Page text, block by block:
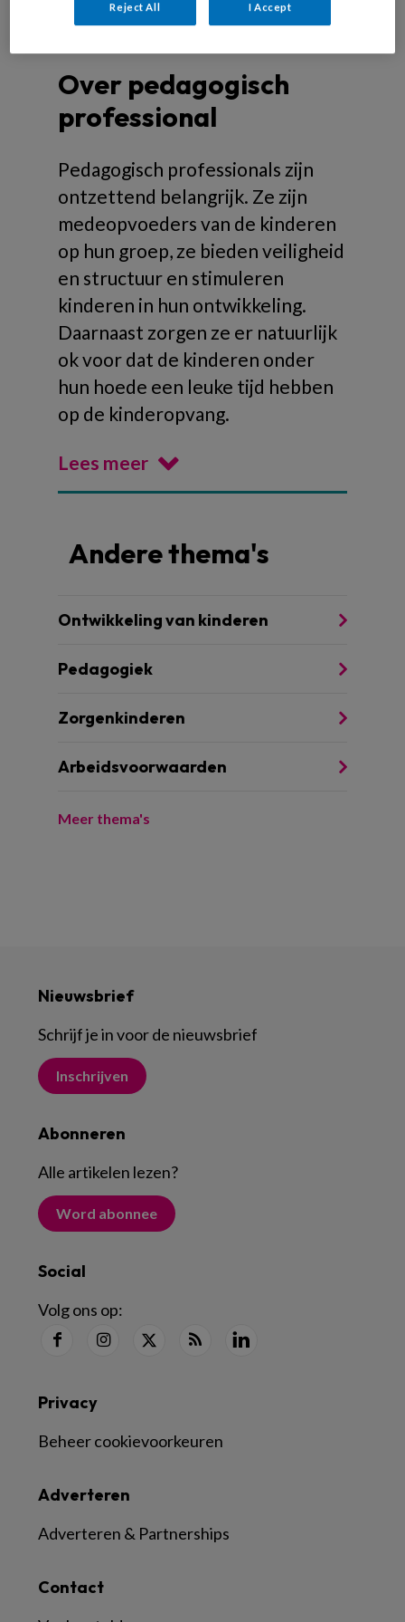
Over pedagogisch
professional
Pedagogisch professionals zijn
ontzettend belangrijk. Ze zijn
medeopvoeders van de kinderen
op hun groep, ze bieden veiligheid
en structuur en stimuleren
kinderen in hun ontwikkeling.
Daarnaast zorgen ze er natuurlijk
ok voor dat de kinderen onder
hun hoede een leuke tijd hebben
op de kinderopvang.
Lees meer
Andere thema's
Ontwikkeling van kinderen
Pedagogiek
Zorgenkinderen
Arbeidsvoorwaarden
Meer thema's
Nieuwsbrief
Schrijf je in voor de nieuwsbrief
Inschrijven
Abonneren
Alle artikelen lezen?
Word abonnee
Social
Volg ons op:
Contact
Adverteren
Adverteren & Partnerships
Privacy
Beheer cookievoorkeuren
Reject All I Accept